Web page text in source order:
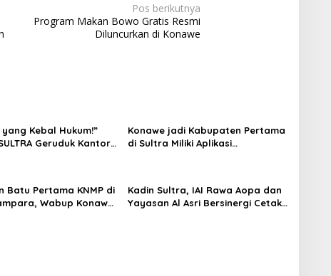
Pos berikutnya
Program Makan Bowo Gratis Resmi
Diluncurkan di Konawe
yang Kebal Hukum!”
Geruduk Kantor
Konawe jadi Kabupaten Pertama
di Sultra Miliki Aplikasi
Batu Pertama KNMP di
Wabup Konawe
Kadin Sultra, IAI Rawa Aopa dan
Yayasan Al Asri Bersinergi Cetak